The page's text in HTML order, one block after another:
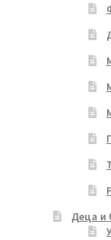
Деца и